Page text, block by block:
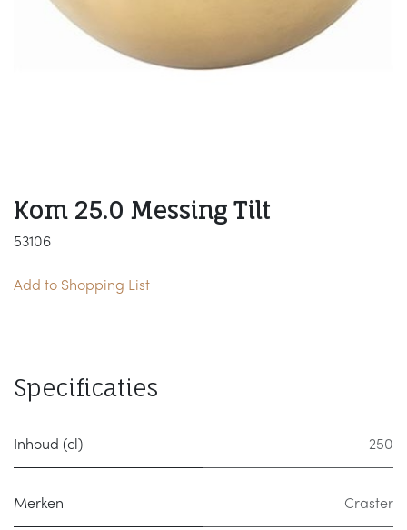
Kom 25.0 Messing Tilt
53106
Add to Shopping List
Specificaties
Inhoud (cl) 250
Merken Craster